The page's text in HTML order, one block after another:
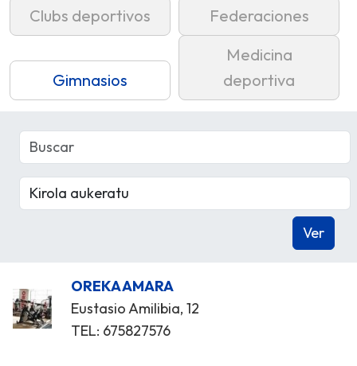
Clubs deportivos Federaciones
Gimnasios
Medicina
deportiva
OREKA AMARA
Eustasio Amilibia, 12
TEL: 675827576